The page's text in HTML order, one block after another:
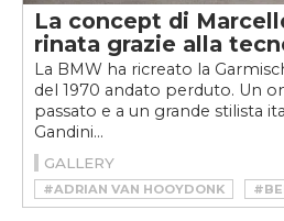
La concept di
rinata grazie alla
La BMW ha ricreato la
del 1970 andato perduto. Un
passato e a un grande stilista
Gandini...
GALLERY
#ADRIAN VAN HOOYDONK
#BMW
#CARCULTURE